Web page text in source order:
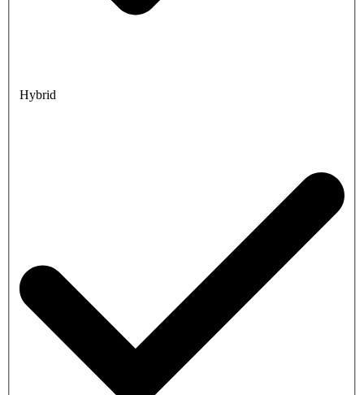
Hybrid